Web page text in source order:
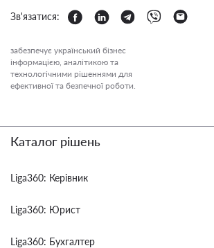
Зв'язатися:
забезпечує український бізнес
інформацією, аналітикою та
технологічними рішеннями для
ефективної та безпечної роботи.
Каталог рішень
Liga360: Керівник
Liga360: Юрист
Liga360: Бухгалтер